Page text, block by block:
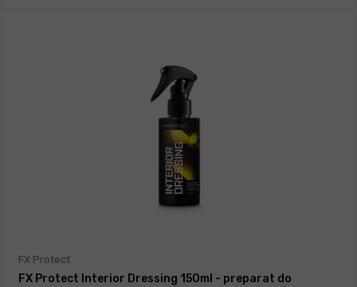
FX Protect
FX Protect Interior Dressing 150ml - preparat do